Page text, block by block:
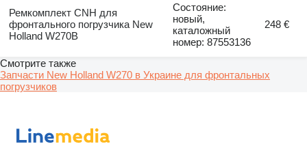
Ремкомплект CNH для
фронтального погрузчика New
Holland W270B
Состояние:
новый,
каталожный
номер: 87553136
248 €
Смотрите также
Запчасти New Holland W270 в Украине для фронтальных
погрузчиков